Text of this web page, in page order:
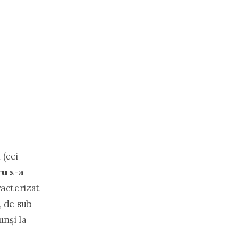
(cei
s-a
, de sub
la